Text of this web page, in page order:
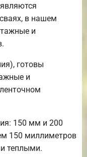
в нашем
и
готовы
и
150 мм и 200
150 миллиметров
теплыми.